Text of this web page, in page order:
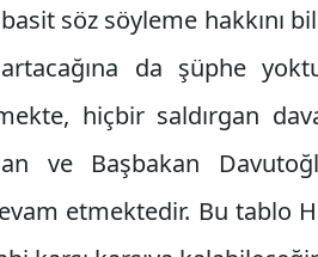
söz söyleme hakkını
da şüphe
hiçbir saldırgan
ve Başbakan
etmektedir. Bu tablo